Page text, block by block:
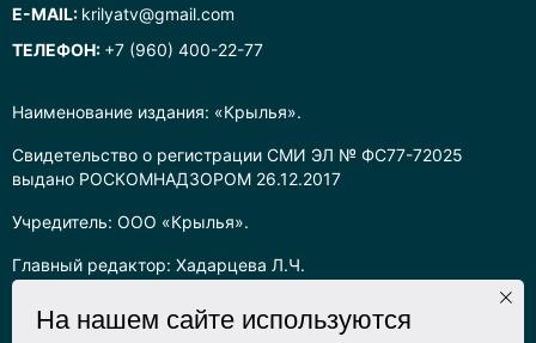
Наименование издания: «Крылья».
Свидетельство о регистрации СМИ ЭЛ № ФС77-72025
выдано РОСКОМНАДЗОРОМ 26.12.2017
Учредитель: ООО «Крылья».
Главный редактор: Хадарцева Л.Ч.
Информация на сайте предназначена для лиц старше 16 лет.
E-MAIL: krilyatv@gmail.com
ТЕЛЕФОН: +7 (960) 400-22-77
На нашем сайте используются